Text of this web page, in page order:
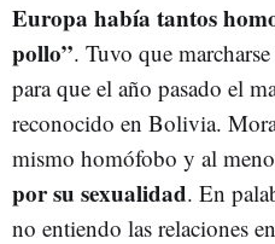
Europa había tantos
pollo”. Tuvo que
para que el año pasado el
reconocido en Bolivia.
mismo homófobo y al
por su sexualidad. En
no entiendo las relaciones